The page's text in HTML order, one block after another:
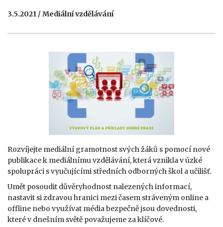
3.5.2021 / Mediální vzdělávání
Rozvíjejte mediální gramotnost svých žáků s pomocí nové
publikace k mediálnímu vzdělávání, která vznikla v úzké
spolupráci s vyučujícími středních odborných škol a učilišť.
Umět posoudit důvěryhodnost nalezených informací,
nastavit si zdravou hranici mezi časem stráveným online a
offline nebo využívat média bezpečně jsou dovednosti,
které v dnešním světě považujeme za klíčové.